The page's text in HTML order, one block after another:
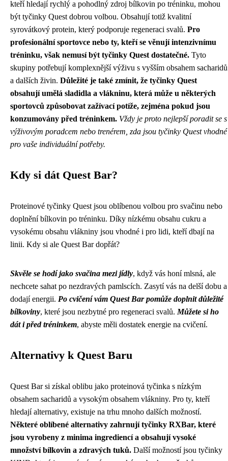
kteří hledají rychlý a pohodlný zdroj bílkovin po tréninku, mohou
být tyčinky Quest dobrou volbou. Obsahují totiž kvalitní
syrovátkový protein, který podporuje regeneraci svalů. Pro
profesionální sportovce nebo ty, kteří se věnují intenzivnímu
tréninku, však nemusí být tyčinky Quest dostatečné. Tyto
skupiny potřebují komplexnější výživu s vyšším obsahem sacharidů
a dalších živin. Důležité je také zmínit, že tyčinky Quest
obsahují umělá sladidla a vlákninu, která může u některých
sportovců způsobovat zažívací potíže, zejména pokud jsou
konzumovány před tréninkem. Vždy je proto nejlepší poradit se s
výživovým poradcem nebo trenérem, zda jsou tyčinky Quest vhodné
pro vaše individuální potřeby.
Kdy si dát Quest Bar?
Proteinové tyčinky Quest jsou oblíbenou volbou pro svačinu nebo
doplnění bílkovin po tréninku. Díky nízkému obsahu cukru a
vysokému obsahu vlákniny jsou vhodné i pro lidi, kteří dbají na
linii. Kdy si ale Quest Bar dopřát?
Skvěle se hodí jako svačina mezi jídly, když vás honí mlsná, ale
nechcete sahat po nezdravých pamlscích. Zasytí vás na delší dobu a
dodají energii. Po cvičení vám Quest Bar pomůže doplnit důležité
bílkoviny, které jsou nezbytné pro regeneraci svalů. Můžete si ho
dát i před tréninkem, abyste měli dostatek energie na cvičení.
Alternativy k Quest Baru
Quest Bar si získal oblibu jako proteinová tyčinka s nízkým
obsahem sacharidů a vysokým obsahem vlákniny. Pro ty, kteří
hledají alternativy, existuje na trhu mnoho dalších možností.
Některé oblíbené alternativy zahrnují tyčinky RXBar, které
jsou vyrobeny z minima ingrediencí a obsahují vysoké
množství bílkovin a zdravých tuků. Další možností jsou tyčinky